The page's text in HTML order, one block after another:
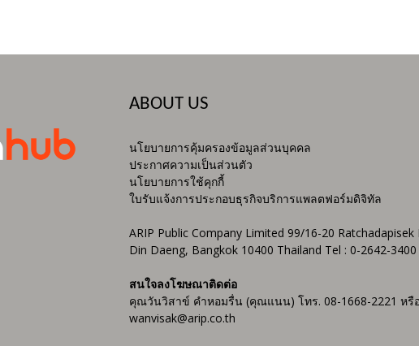
ABOUT US
นโยบายการคุ้มครองข้อมูลส่วนบุคคล
ประกาศความเป็นส่วนตัว
นโยบายการใช้คุกกี้
ใบรับแจ้งการประกอบธุรกิจบริการแพลตฟอร์มดิจิทัล
ARIP Public Company Limited 99/16-20 Ratchadapisek
Din Daeng, Bangkok 10400 Thailand Tel : 0-2642-3400
สนใจลงโฆษณาติดต่อ
คุณวันวิสาข์ คำหอมรื่น (คุณแนน) โทร. 08-1668-2221 หรื
wanvisak@arip.co.th